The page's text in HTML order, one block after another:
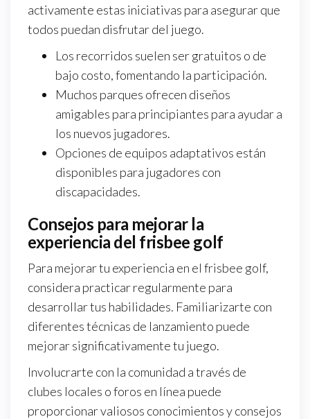
activamente estas iniciativas para asegurar que
todos puedan disfrutar del juego.
Los recorridos suelen ser gratuitos o de
bajo costo, fomentando la participación.
Muchos parques ofrecen diseños
amigables para principiantes para ayudar a
los nuevos jugadores.
Opciones de equipos adaptativos están
disponibles para jugadores con
discapacidades.
Consejos para mejorar la
experiencia del frisbee golf
Para mejorar tu experiencia en el frisbee golf,
considera practicar regularmente para
desarrollar tus habilidades. Familiarizarte con
diferentes técnicas de lanzamiento puede
mejorar significativamente tu juego.
Involucrarte con la comunidad a través de
clubes locales o foros en línea puede
proporcionar valiosos conocimientos y consejos